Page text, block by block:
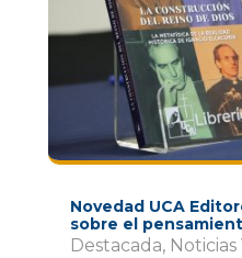
Novedad UCA
sobre el
Destacada, Noticias